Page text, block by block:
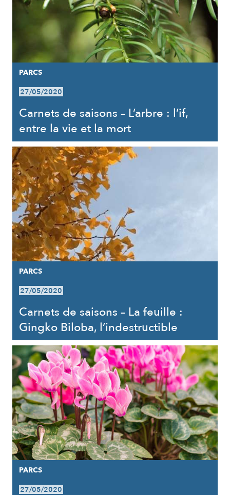
PARCS
27/05/2020
Carnets de saisons – L’arbre : l’if,
entre la vie et la mort
PARCS
27/05/2020
Carnets de saisons – La feuille :
Gingko Biloba, l’indestructible
PARCS
27/05/2020